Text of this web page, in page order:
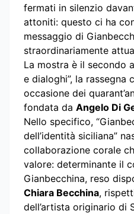
fermati in silenzio
attoniti: questo ci ha
messaggio di
straordinariamente
La mostra è il secondo
e dialoghi”, la
occasione dei
fondata da Angelo Di
Nello specifico,
dell’identità siciliana”
collaborazione corale
valore: determinante il
Gianbecchina, reso
Chiara Becchina,
dell’artista originario di